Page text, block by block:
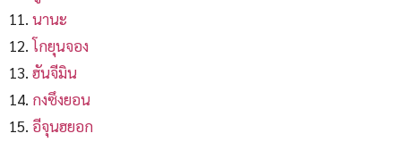
นานะ
โกยุนจอง
ฮันจีมิน
กงซึงยอน
อีจุนฮยอก